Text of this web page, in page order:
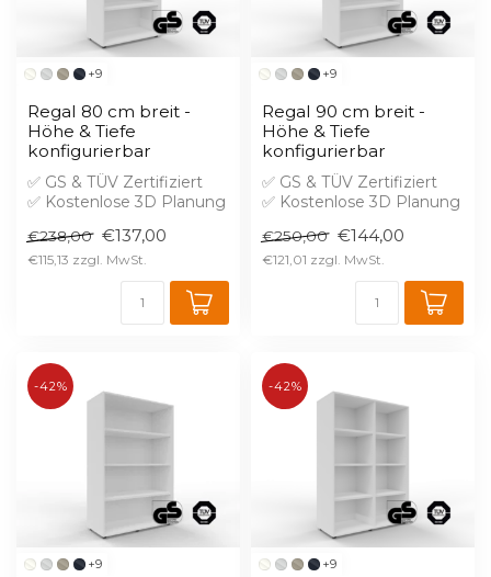
+9
Regal 80 cm breit -
Höhe & Tiefe
konfigurierbar
✅ GS & TÜV Zertifiziert
✅ Kostenlose 3D Planung
Aufprei...
€238,00 €137,00
€115,13
+9
Regal 90 cm breit -
Höhe & Tiefe
konfigurierbar
✅ GS & TÜV Zertifiziert
✅ Kostenlose 3D Planung
Aufprei...
€250,00 €144,00
€121,01
+9
-42%
+9
-42%